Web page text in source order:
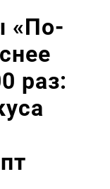
«По-
раз: